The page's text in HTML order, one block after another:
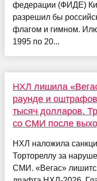
федерации (ФИДЕ)
разрешил бы
флагом и гимном.
1995 по 20...
НХЛ лишила
раунде и
тысяч долларов.
со СМИ после
НХЛ наложила
Тортореллу за
СМИ. «Вегас»